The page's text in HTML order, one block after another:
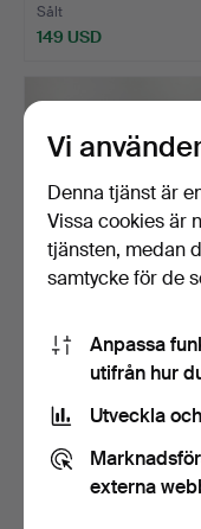
Sålt
149 USD
409 .CORGI TOYS
CHIPPERFIELD'S
GRUPP.
Sålt
Utvalt
Vi
Denna tjänst är
Vissa cookies är
tjänsten, medan
samtycke för de
Anpassa
utifrån hur
Utveckla
externa